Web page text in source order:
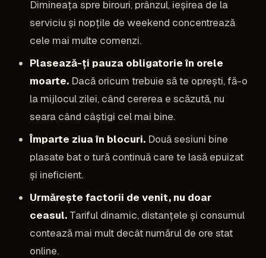
Dimineața spre birouri, prânzul, ieșirea de la
serviciu și nopțile de weekend concentrează
cele mai multe comenzi.
Plasează-ți pauza obligatorie în orele
moarte. Dacă oricum trebuie să te oprești, fă-o
la mijlocul zilei, când cererea e scăzută, nu
seara când câștigi cel mai bine.
Împarte ziua în blocuri. Două sesiuni bine
plasate bat o tură continuă care te lasă epuizat
și ineficient.
Urmărește factorii de venit, nu doar
ceasul. Tariful dinamic, distanțele și consumul
contează mai mult decât numărul de ore stat
online.